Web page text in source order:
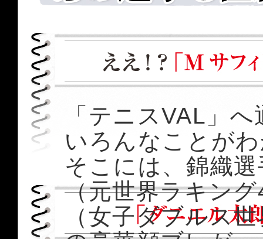
「テニスVAL」
いろんなことが
そこには、錦織
（元世界ラキン
（女子ダブルス